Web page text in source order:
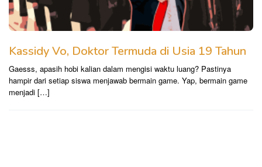
Kassidy Vo, Doktor Termuda di Usia 19 Tahun
Gaesss, apasih hobi kalian dalam mengisi waktu luang? Pastinya
hampir dari setiap siswa menjawab bermain game. Yap, bermain game
menjadi […]